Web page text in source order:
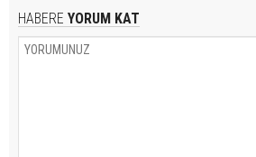
HABERE YORUM KAT